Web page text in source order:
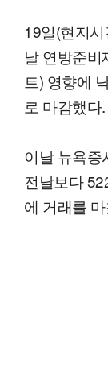
19일(현지
날 연방준비
트) 영향에
로 마감했다.
이날 뉴욕증
전날보다
에 거래를